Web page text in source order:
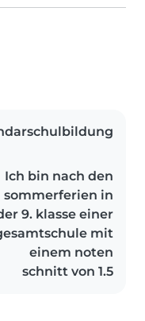
Ich bin nach den
sommerferien in
9. klasse einer
mit
einem noten
schnitt von 1.5